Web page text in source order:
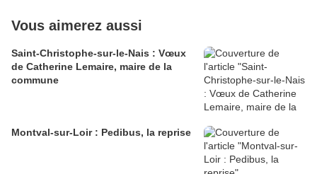
Vous aimerez aussi
Saint-Christophe-sur-le-Nais : Vœux
de Catherine Lemaire, maire de la
commune
Montval-sur-Loir : Pedibus, la reprise